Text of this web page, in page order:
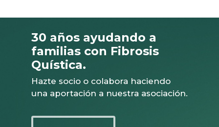
30 años ayudando a
familias con Fibrosis
Quística.
Hazte socio o colabora haciendo
una aportación a nuestra asociación.